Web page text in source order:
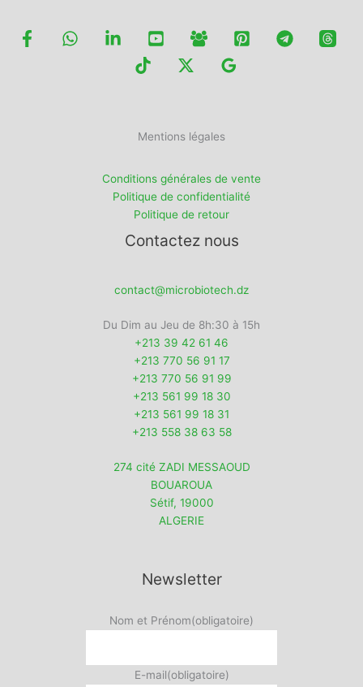
Mentions légales
Conditions générales de vente
Politique de confidentialité
Politique de retour
Contactez nous
contact@microbiotech.dz
Du Dim au Jeu de 8h:30 à 15h
+213 39 42 61 46
+213 770 56 91 17
+213 770 56 91 99
+213 561 99 18 30
+213 561 99 18 31
+213 558 38 63 58
274 cité ZADI MESSAOUD
BOUAROUA
Sétif, 19000
ALGERIE
Newsletter
Nom et Prénom(obligatoire)
E-mail(obligatoire)